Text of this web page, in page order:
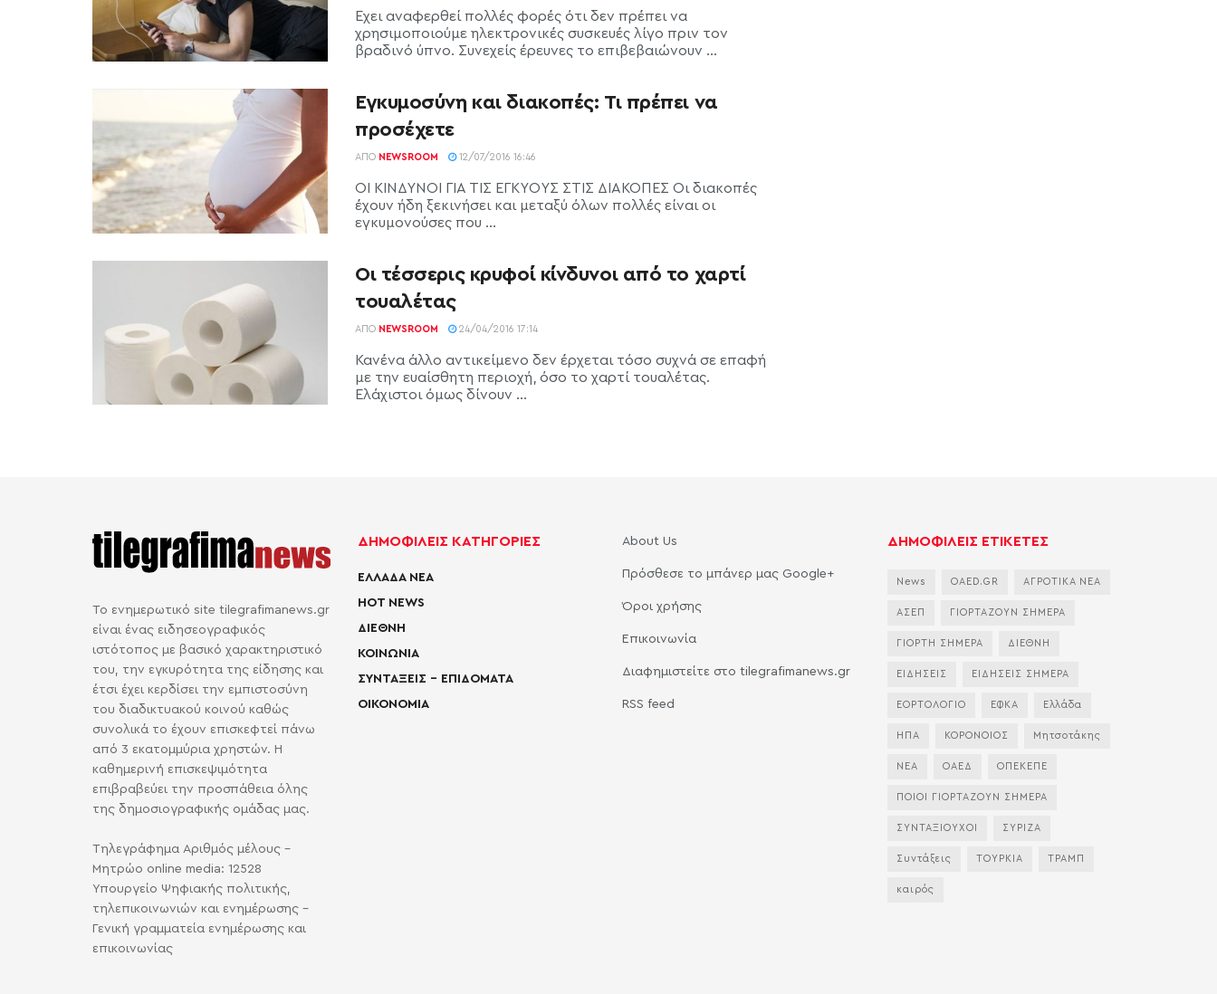
Έχει αναφερθεί πολλές φορές ότι δεν πρέπει να
χρησιμοποιούμε ηλεκτρονικές συσκευές λίγο πριν τον
βραδινό ύπνο. Συνεχείς έρευνες το επιβεβαιώνουν ...
Εγκυμοσύνη και διακοπές: Τι πρέπει να
προσέχετε
ΑΠΌ NEWSROOM 12/07/2016 16:46
ΟΙ ΚΙΝΔΥΝΟΙ ΓΙΑ ΤΙΣ ΕΓΚΥΟΥΣ ΣΤΙΣ ΔΙΑΚΟΠΕΣ Οι διακοπές
έχουν ήδη ξεκινήσει και μεταξύ όλων πολλές είναι οι
εγκυμονούσες που ...
Οι τέσσερις κρυφοί κίνδυνοι από το χαρτί
τουαλέτας
ΑΠΌ NEWSROOM 24/04/2016 17:14
Κανένα άλλο αντικείμενο δεν έρχεται τόσο συχνά σε επαφή
με την ευαίσθητη περιοχή, όσο το χαρτί τουαλέτας.
Ελάχιστοι όμως δίνουν ...
Το ενημερωτικό site tilegrafimanews.gr
είναι ένας ειδησεογραφικός
ιστότοπος με βασικό χαρακτηριστικό
του, την εγκυρότητα της είδησης και
έτσι έχει κερδίσει την εμπιστοσύνη
του διαδικτυακού κοινού καθώς
συνολικά το έχουν επισκεφτεί πάνω
από 3 εκατομμύρια χρηστών. Η
καθημερινή επισκεψιμότητα
επιβραβεύει την προσπάθεια όλης
της δημοσιογραφικής ομάδας μας.
Τηλεγράφημα Αριθμός μέλους -
Μητρώο online media: 12528
Υπουργείο Ψηφιακής πολιτικής,
τηλεπικοινωνιών και ενημέρωσης -
Γενική γραμματεία ενημέρωσης και
επικοινωνίας
ΔΗΜΟΦΙΛΕΙΣ ΚΑΤΗΓΟΡΙΕΣ
ΕΛΛΑΔΑ ΝΕΑ
HOT NEWS
ΔΙΕΘΝΗ
ΚΟΙΝΩΝΙΑ
ΣΥΝΤΑΞΕΙΣ – ΕΠΙΔΟΜΑΤΑ
ΟΙΚΟΝΟΜΙΑ
About Us
Πρόσθεσε το μπάνερ μας Google+
Όροι χρήσης
Επικοινωνία
Διαφημιστείτε στο tilegrafimanews.gr
RSS feed
ΔΗΜΟΦΙΛΕΙΣ ΕΤΙΚΕΤΕΣ
News OAED.GR ΑΓΡΟΤΙΚΑ ΝΕΑ
ΑΣΕΠ ΓΙΟΡΤΑΖΟΥΝ ΣΗΜΕΡΑ
ΓΙΟΡΤΗ ΣΗΜΕΡΑ ΔΙΕΘΝΗ
ΕΙΔΗΣΕΙΣ ΕΙΔΗΣΕΙΣ ΣΗΜΕΡΑ
ΕΟΡΤΟΛΟΓΙΟ ΕΦΚΑ Ελλάδα
ΗΠΑ ΚΟΡΟΝΟΙΟΣ Μητσοτάκης
ΝΕΑ ΟΑΕΔ ΟΠΕΚΕΠΕ
ΠΟΙΟΙ ΓΙΟΡΤΑΖΟΥΝ ΣΗΜΕΡΑ
ΣΥΝΤΑΞΙΟΥΧΟΙ ΣΥΡΙΖΑ
Συντάξεις ΤΟΥΡΚΙΑ ΤΡΑΜΠ
καιρός